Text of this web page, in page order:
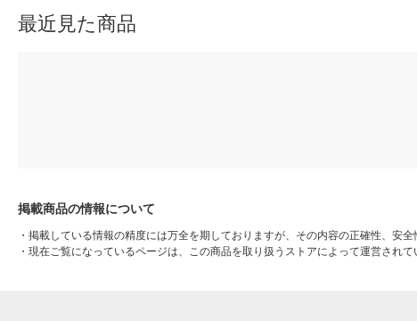
最近見た商品
掲載商品の情報について
・ 掲載している情報の精度には万全を期しておりますが、その内容の正確性、安全
・ 現在ご覧になっているページは、この商品を取り扱うストアによって運営され